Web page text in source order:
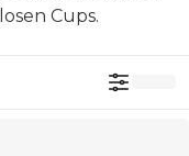
Cups.